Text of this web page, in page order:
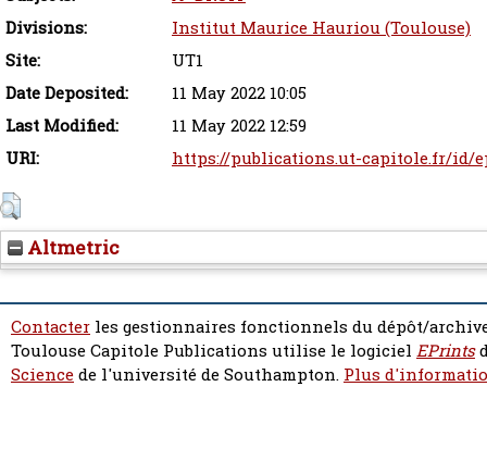
Divisions:
Institut Maurice Hauriou (Toulouse)
Site:
UT1
Date Deposited:
11 May 2022 10:05
Last Modified:
11 May 2022 12:59
URI:
https://publications.ut-capitole.fr/id/
Altmetric
Contacter les gestionnaires fonctionnels du dépôt/
Toulouse Capitole Publications utilise le logiciel EPrints
Sciencede l'université de Southampton. Plus